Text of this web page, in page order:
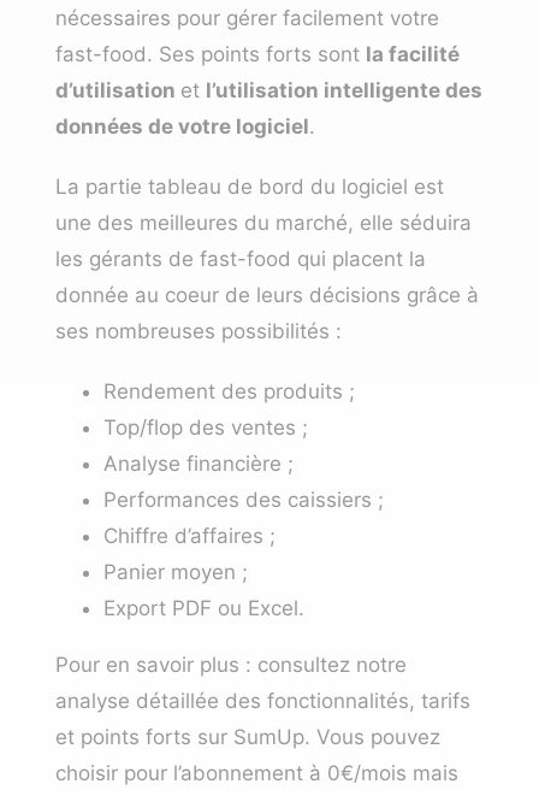
nécessaires pour gérer facilement votre
fast-food. Ses points forts sont la facilité
d’utilisation et l’utilisation intelligente des
données de votre logiciel.
La partie tableau de bord du logiciel est
une des meilleures du marché, elle séduira
les gérants de fast-food qui placent la
donnée au coeur de leurs décisions grâce à
ses nombreuses possibilités :
Rendement des produits ;
Top/flop des ventes ;
Analyse financière ;
Performances des caissiers ;
Chiffre d’affaires ;
Panier moyen ;
Export PDF ou Excel.
Pour en savoir plus : consultez notre
analyse détaillée des fonctionnalités, tarifs
et points forts sur SumUp. Vous pouvez
choisir pour l’abonnement à 0€/mois mais